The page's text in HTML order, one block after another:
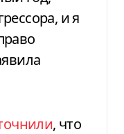
и я
, что